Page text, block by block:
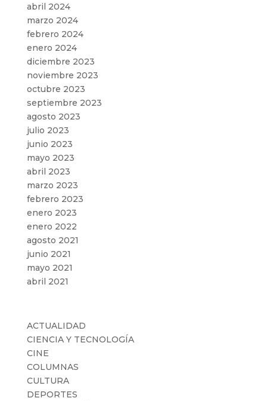
abril 2024
marzo 2024
febrero 2024
enero 2024
diciembre 2023
noviembre 2023
octubre 2023
septiembre 2023
agosto 2023
julio 2023
junio 2023
mayo 2023
abril 2023
marzo 2023
febrero 2023
enero 2023
enero 2022
agosto 2021
junio 2021
mayo 2021
abril 2021
ACTUALIDAD
CIENCIA Y TECNOLOGÍA
CINE
COLUMNAS
CULTURA
DEPORTES